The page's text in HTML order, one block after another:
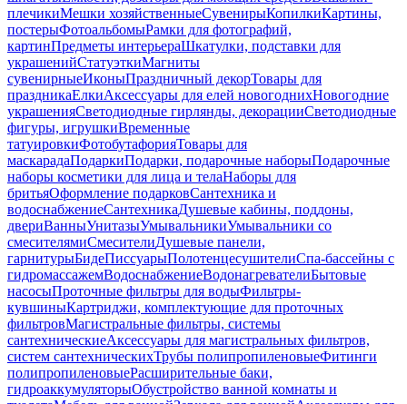
плечикиМешки хозяйственныеСувенирыКопилкиКартины,
постерыФотоальбомыРамки для фотографий,
картинПредметы интерьераШкатулки, подставки для
украшенийСтатуэткиМагниты
сувенирныеИконыПраздничный декорТовары для
праздникаЕлкиАксессуары для елей новогоднихНовогодние
украшенияСветодиодные гирлянды, декорацииСветодиодные
фигуры, игрушкиВременные
татуировкиФотобутафорияТовары для
маскарадаПодаркиПодарки, подарочные наборыПодарочные
наборы косметики для лица и телаНаборы для
бритьяОформление подарковСантехника и
водоснабжениеСантехникаДушевые кабины, поддоны,
двериВанныУнитазыУмывальникиУмывальники со
смесителямиСмесителиДушевые панели,
гарнитурыБидеПиссуарыПолотенцесушителиСпа-бассейны с
гидромассажемВодоснабжениеВодонагревателиБытовые
насосыПроточные фильтры для водыФильтры-
кувшиныКартриджи, комплектующие для проточных
фильтровМагистральные фильтры, системы
сантехническиеАксессуары для магистральных фильтров,
систем сантехническихТрубы полипропиленовыеФитинги
полипропиленовыеРасширительные баки,
гидроаккумуляторыОбустройство ванной комнаты и